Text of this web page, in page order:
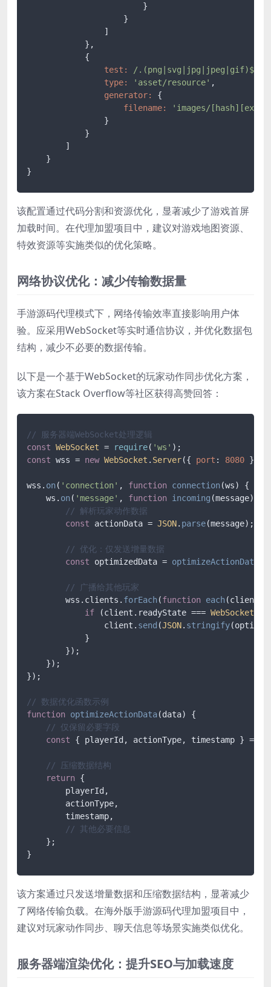
                        }
                    }
                ]
            },
            {
test:
/.(png|svg|jpg|jpeg|gif)$/
type:
'asset/resource' ,
generator:
{
filename:
'images/
                }
            }
        ]
    }
}
该配置通过代码分割和资源优化，显著减少了游戏首屏
加载时间。在代理加盟项目中，建议对游戏地图资源、
特效资源等实施类似的优化策略。
网络协议优化：减少传输数据量
手游源码代理模式下，网络传输效率直接影响用户体
验。应采用WebSocket等实时通信协议，并优化数据包
结构，减少不必要的数据传输。
以下是一个基于WebSocket的玩家动作同步优化方案，
该方案在Stack Overflow等社区获得高赞回答：
// 服务器端WebSocket处理逻辑
const WebSocket = require( 'ws'
const wss = new WebSocket . Server({ port : 8080 });
wss. on( 'connection' , function connection(ws) {
    ws.
on( 'message' , function incoming (message) {
// 解析玩家动作数据
const actionData = JSON. parse(message);
// 优化：仅发送增量数据
const optimizedData = optimizeActionData
// 广播给其他玩家
        wss.
clients . forEach(function each(client
if (client. readyState === WebSocket
                client.
send (JSON. stringify
            }
        });
    });
});
// 数据优化函数示例
function optimizeActionData(data) {
// 仅保留必要字段
const { playerId, actionType, timestamp } =
// 压缩数据结构
return {
        playerId,
        actionType,
        timestamp,
// 其他必要信息
    };
}
该方案通过只发送增量数据和压缩数据结构，显著减少
了网络传输负载。在海外版手游源码代理加盟项目中，
建议对玩家动作同步、聊天信息等场景实施类似优化。
服务器端渲染优化：提升SEO与加载速度